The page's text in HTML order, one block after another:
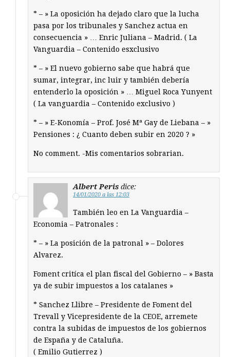
* – » La oposición ha dejado claro que la lucha
pasa por los tribunales y Sanchez actua en
consecuencia » … Enric Juliana – Madrid. ( La
Vanguardia – Contenido esxclusivo
* – » El nuevo gobierno sabe que habrá que
sumar, integrar, inc luir y también debería
entenderlo la oposición » … Miguel Roca Yunyent
( La vanguardia – Contenido exclusivo )
* – » E-Konomía – Prof. José Mª Gay de Liebana – »
Pensiones : ¿ Cuanto deben subir en 2020 ? »
No comment. -Mis comentarios sobrarian.
Albert Peris dice:
14/01/2020 a las 12:03
También leo en La Vanguardia –
Economia – Patronales :
* – » La posición de la patronal » – Dolores
Alvarez.
Foment critíca el plan fiscal del Gobierno – » Basta
ya de subir impuestos a los catalanes »
* Sanchez Llibre – Presidente de Foment del
Trevall y Vicepresidente de la CEOE, arremete
contra la subidas de impuestos de los gobiernos
de España y de Cataluña.
( Emilio Gutierrez )